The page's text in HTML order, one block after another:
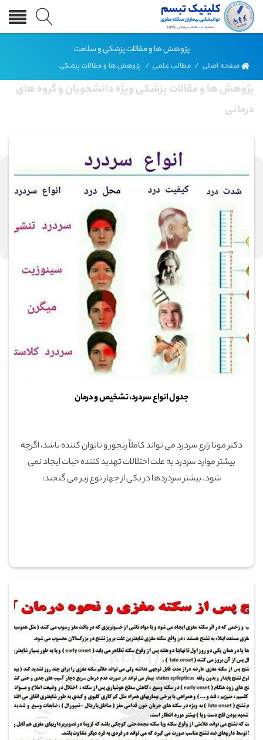
پژوهش ها و مقالات پزشکی و سلامت
صفحه اصلی / مطالب علمی / پژوهش ها و مقالات پزشکی
پژوهش ها و مقالات پزشکی ویژه دانشجویان و گروه های
درمانی
جدول انواع سردرد، تشخیص و درمان
دکتر مونا زارع سردرد می تواند کاملاً رنجور و ناتوان کننده باشد، اگرچه
بیشتر موارد سردرد به علت اختلالات تهدید کننده حیات ایجاد نمی
شود. بیشتر سردردها در یکی از چهار نوع زیر می گنجند: